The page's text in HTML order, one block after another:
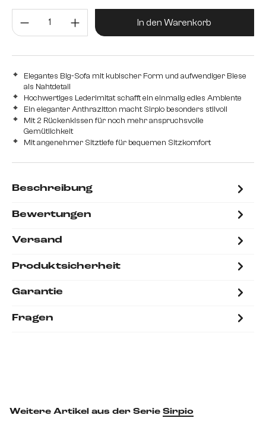
Produkt Anzahl: Gib den
In den Warenkorb
Elegantes Big-Sofa mit kubischer Form und aufwendiger Biese
als Nahtdetail
Hochwertiges Lederimitat schafft ein einmalig edles Ambiente
Ein eleganter Anthrazitton macht Sirpio besonders stilvoll
Mit 2 Rückenkissen für noch mehr anspruchsvolle
Gemütlichkeit
Mit angenehmer Sitztiefe für bequemen Sitzkomfort
Beschreibung
Bewertungen
Versand
Produktsicherheit
Garantie
Fragen
Weitere Artikel aus der Serie Sirpio